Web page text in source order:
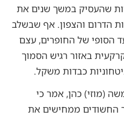
שהעסיק במשך שנים את
הדרום והצפון. אף שבשלב
הסופי של החופרים, עצם
באזור רגיש הסמוך
כבדות משקל.
(מוזי) כהן, אמר כי
החשודים ממחישים את